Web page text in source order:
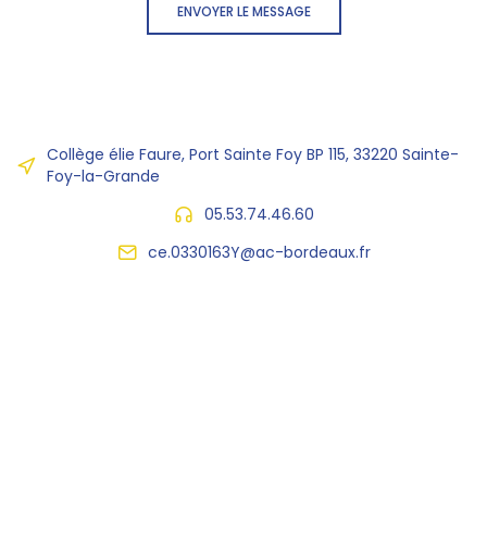
ENVOYER LE MESSAGE
Collège élie Faure, Port Sainte Foy BP 115, 33220 Sainte-
Foy-la-Grande
05.53.74.46.60
ce.0330163Y@ac-bordeaux.fr